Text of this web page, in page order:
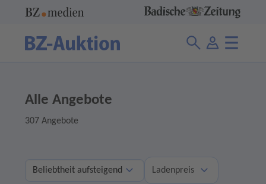
Alle Angebote
307 Angebote
Ladenpreis